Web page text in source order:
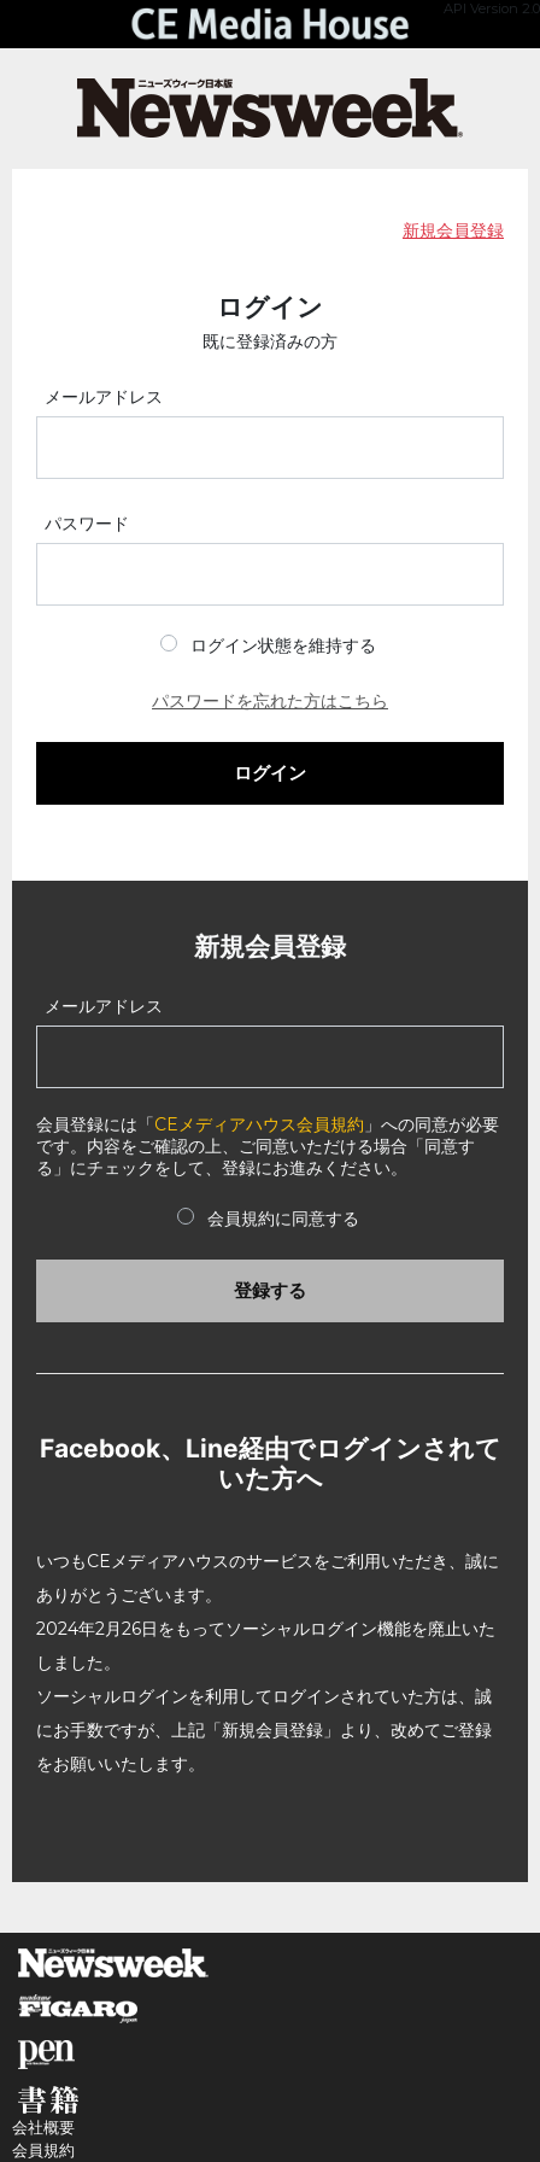
API Version 2.0
新規会員登録
ログイン
既に登録済みの方
メールアドレス
パスワード
ログイン状態を維持する
パスワードを忘れた方はこちら
ログイン
新規会員登録
メールアドレス
会員登録には「CEメディアハウス会員規約 」への同意が必要
です。内容をご確認の上、ご同意いただける場合「同意す
る」にチェックをして、登録にお進みください。
会員規約に同意する
登録する
Facebook、Line経由でログインされて
いた方へ
いつもCEメディアハウスのサービスをご利用いただき、誠に
ありがとうございます。
2024年2月26日をもってソーシャルログイン機能を廃止いた
しました。
ソーシャルログインを利用してログインされていた方は、誠
にお手数ですが、上記「新規会員登録」より、改めてご登録
をお願いいたします。
会社概要
会員規約